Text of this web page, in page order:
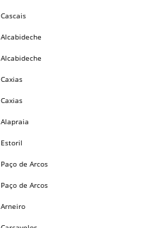
Cascais
Alcabideche
Alcabideche
Caxias
Caxias
Alapraia
Estoril
Paço de Arcos
Paço de Arcos
Arneiro